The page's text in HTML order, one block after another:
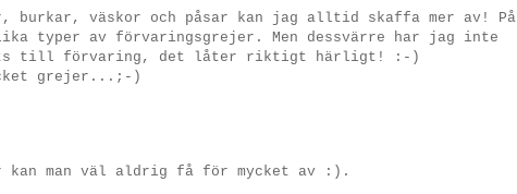
burkar, väskor och påsar kan jag alltid skaffa mer av! På
typer av förvaringsgrejer. Men dessvärre har jag inte
till förvaring, det låter riktigt härligt! :-)
grejer...;-)
kan man väl aldrig få för mycket av :).